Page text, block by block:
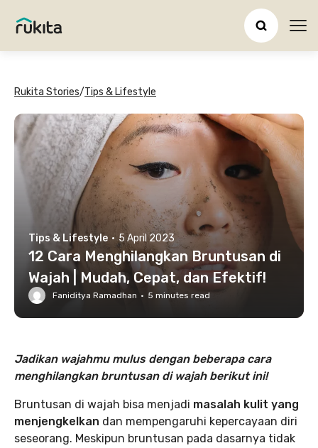
Rukita Stories/Tips & Lifestyle
Tips & Lifestyle · 5 April 2023
12 Cara Menghilangkan Bruntusan di
Wajah | Mudah, Cepat, dan Efektif!
Faniditya Ramadhan · 5 minutes read
Jadikan wajahmu mulus dengan beberapa cara
menghilangkan bruntusan di wajah berikut ini!
Bruntusan di wajah bisa menjadi masalah kulit yang
menjengkelkan dan mempengaruhi kepercayaan diri
seseorang. Meskipun bruntusan pada dasarnya tidak